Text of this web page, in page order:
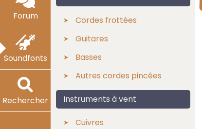
Forum
Soundfonts
Rechercher
Cordes frottées
Guitares
Basses
Autres cordes pincées
Instruments à vent
Cuivres